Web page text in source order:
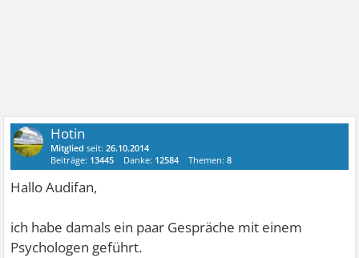
Hotin
Mitglied seit:26.10.2014
Beiträge: 13445 Danke: 12584 Themen:8
Hallo Audifan,
ich habe damals ein paar Gespräche mit einem
Psychologen geführt.